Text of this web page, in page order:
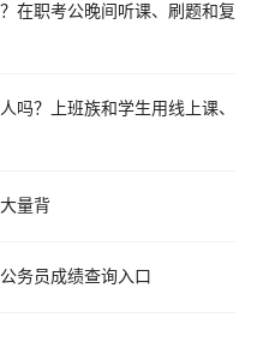
在职考公晚间听课、刷题和复
吗？上班族和学生用线上课、
量背
务员成绩查询入口